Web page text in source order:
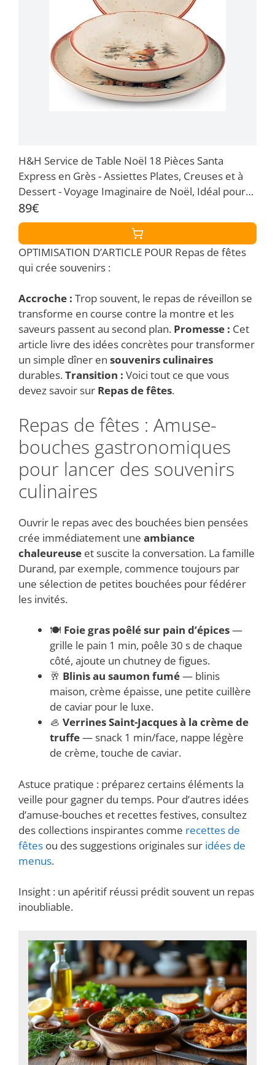
H&H Service de Table Noël 18 Pièces Santa
Express en Grès - Assiettes Plates, Creuses et à
Dessert - Voyage Imaginaire de Noël, Idéal pour
Créer une Table Festive et Élégante
89€
OPTIMISATION D’ARTICLE POUR Repas de fêtes
qui crée souvenirs :
Accroche : Trop souvent, le repas de réveillon se
transforme en course contre la montre et les
saveurs passent au second plan. Promesse : Cet
article livre des idées concrètes pour transformer
un simple dîner en souvenirs culinaires
durables.Transition : Voici tout ce que vous
devez savoir sur Repas de fêtes.
Repas de fêtes : Amuse-
bouches gastronomiques
pour lancer des souvenirs
culinaires
Ouvrir le repas avec des bouchées bien pensées
crée immédiatement une ambiance
chaleureuse et suscite la conversation. La famille
Durand, par exemple, commence toujours par
une sélection de petites bouchées pour fédérer
les invités.
🍽️ Foie gras poêlé sur pain d’épices—
grille le pain 1 min, poêle 30 s de chaque
côté, ajoute un chutney de figues.
🥂 Blinis au saumon fumé— blinis
maison, crème épaisse, une petite cuillère
de caviar pour le luxe.
🦪 Verrines Saint-Jacques à la crème de
truffe— snack 1 min/face, nappe légère
de crème, touche de caviar.
Astuce pratique : préparez certains éléments la
veille pour gagner du temps. Pour d’autres idées
d’amuse-bouches et recettes festives, consultez
des collections inspirantes comme recettes de
fêtes ou des suggestions originales sur idées de
menus.
Insight : un apéritif réussi prédit souvent un repas
inoubliable.